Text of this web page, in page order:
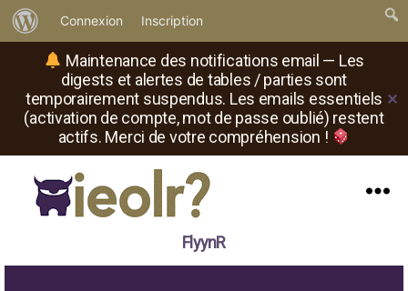
Maintenance des notifications email — Les
digests et alertes de tables / parties sont
temporairement suspendus. Les emails essentiels
(activation de compte, mot de passe oublié) restent
actifs. Merci de votre compréhension !
✕
propos
de
WordPress
Connexion Inscription
où
FlyynR